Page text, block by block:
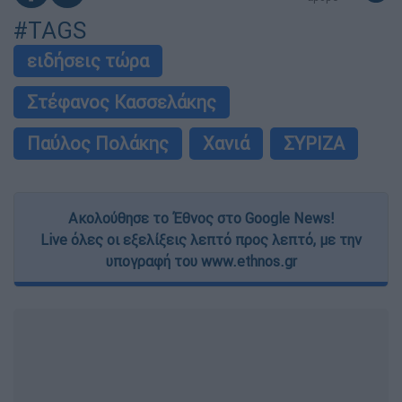
#TAGS
ειδήσεις τώρα
Στέφανος Κασσελάκης
Παύλος Πολάκης
Χανιά ΣΥΡΙΖΑ
Ακολούθησε το Έθνος στο Google News!
Live όλες οι εξελίξεις λεπτό προς λεπτό, με την
υπογραφή του www.ethnos.gr